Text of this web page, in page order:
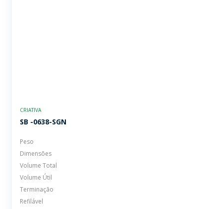
SB -0638-SGN
Dimensões
Volume Total
Volume Útil
Terminação
Refilável
Cor